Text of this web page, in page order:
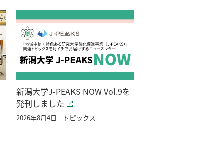
新潟大学J-PEAKS NOW Vol.9を
発刊しました
2026年8月4日 トピックス